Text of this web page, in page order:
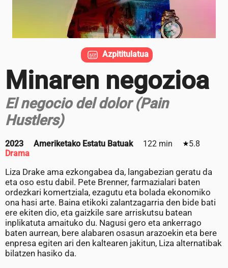
Minaren negozioa
El negocio del dolor (Pain
Hustlers)
2023 Ameriketako Estatu Batuak 122 min
5.8
Drama
Liza Drake ama ezkongabea da, langabezian geratu da
eta oso estu dabil. Pete Brenner, farmazialari baten
ordezkari komertziala, ezagutu eta bolada ekonomiko
ona hasi arte. Baina etikoki zalantzagarria den bide bati
ere ekiten dio, eta gaizkile sare arriskutsu batean
inplikatuta amaituko du. Nagusi gero eta ankerrago
baten aurrean, bere alabaren osasun arazoekin eta bere
enpresa egiten ari den kaltearen jakitun, Liza alternatibak
bilatzen hasiko da.
Azpititulatua